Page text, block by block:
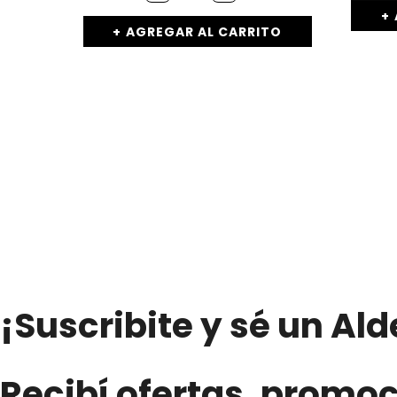
100%
Exprimido
Sabor
AGREGAR AL CARRITO
¡Suscribite y sé un